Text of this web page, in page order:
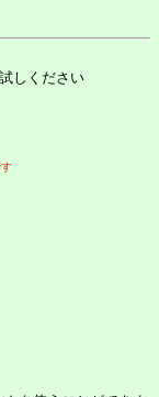
しください
す